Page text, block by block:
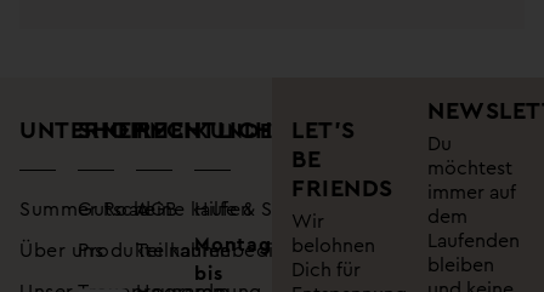
UNTERNEHMEN
Summer Road
Über uns
SHOP
Gutscheine kaufen
Produkte kaufen
RECHTLICHES
AGB
Teilnahmebedingungen
KUNDENSUPPORT
Hilfe & Service
Montag
bis
LET’S
BE
FRIENDS
Wir
belohnen
Dich für
Du
möchtest
immer auf
dem
Laufenden
bleiben